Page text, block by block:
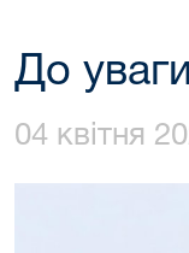
До
04 квітня